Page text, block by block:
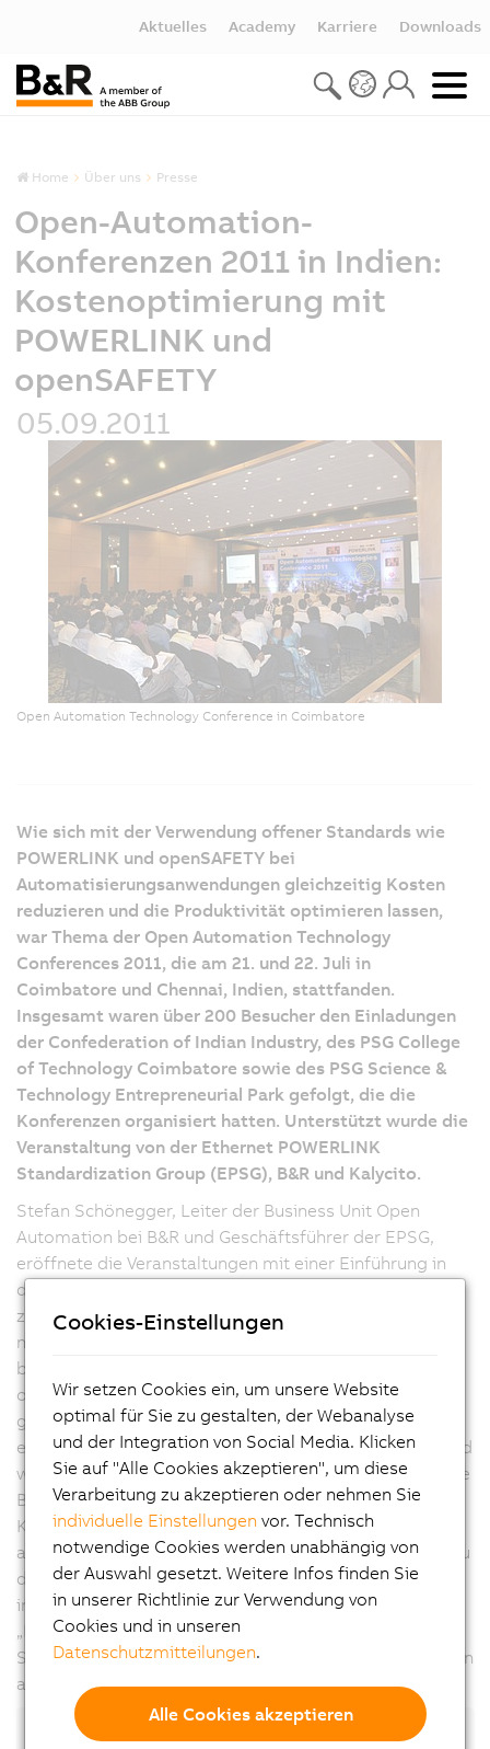
Aktuelles Academy Karriere Downloads
Home Über uns Presse
Open-Automation-
Konferenzen 2011 in Indien:
Kostenoptimierung mit
POWERLINK und
openSAFETY
05.09.2011
Open Automation Technology Conference in Coimbatore
Wie sich mit der Verwendung offener Standards wie
POWERLINK und openSAFETY bei
Automatisierungsanwendungen gleichzeitig Kosten
reduzieren und die Produktivität optimieren lassen,
war Thema der Open Automation Technology
Conferences 2011, die am 21. und 22. Juli in
Coimbatore und Chennai, Indien, stattfanden.
Insgesamt waren über 200 Besucher den Einladungen
der Confederation of Indian Industry, des PSG College
of Technology Coimbatore sowie des PSG Science &
Technology Entrepreneurial Park gefolgt, die die
Konferenzen organisiert hatten. Unterstützt wurde die
Veranstaltung von der Ethernet POWERLINK
Standardization Group (EPSG), B&R und Kalycito.
Stefan Schönegger, Leiter der Business Unit Open
Automation bei B&R und Geschäftsführer der EPSG,
eröffnete die Veranstaltungen mit einer Einführung in
das Thema „Open Automation“, in der er sich der
zentralen Rolle von Automatisierungsprotokollen und -
netzwerken widmete. Dabei zeigte Schönegger die
besonderen Kostenvorteile auf, die POWERLINK und
openSAFETY durch ihre Flexibilität und Skalierbarkeit
gegenüber patentbehafteten Systemen bieten. Wie
einfach sich diese Protokolle implementieren lassen und
welche Komponenten dafür benötigt werden, erläuterte
Bhagath Singh Karunakaran, Geschäftsführer von
Kalycito in Indien. Bei der Konferenz in Chennai zählten
auch Vertreter der Hyundai Motor Company und SEW zu
den Vortragenden. „Die Open-Automation-Konferenzen
in Indien waren ein großer Erfolg“, erklärt Schönegger.
„Die hohe Teilnehmeranzahl zeigt uns den großen
Stellenwert, den offene, patentfreie Technologien in den
aufstrebenden Industrienationen haben.“
Open Automation
Cookies-Einstellungen
Wir setzen Cookies ein, um unsere Website
optimal für Sie zu gestalten, der Webanalyse
und der Integration von Social Media. Klicken
Sie auf "Alle Cookies akzeptieren", um diese
Verarbeitung zu akzeptieren oder nehmen Sie
individuelle Einstellungen vor. Technisch
notwendige Cookies werden unabhängig von
der Auswahl gesetzt. Weitere Infos finden Sie
in unserer Richtlinie zur Verwendung von
Cookies und in unseren
Datenschutzmitteilungen.
Alle Cookies akzeptieren